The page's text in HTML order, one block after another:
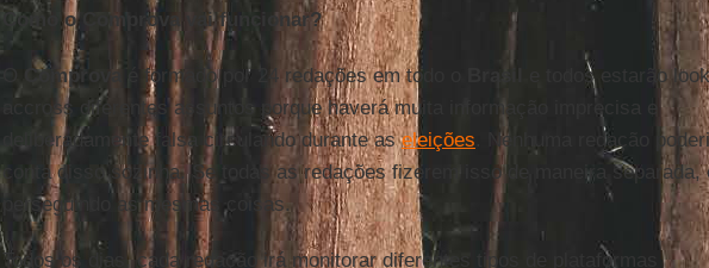
Como o Comprova vai funcionar?
Comprova é formado por 24 redações em todo o
e todos estarão
accross diferentes assuntos porque haverá muita informação imprecisa e
deliberadamente falsa circulando durante aseleições . Nenhuma redação
conta disso sozinha. Se todas as redações fizerem isso de maneira separada,
perseguindo as mesmas coisas.
Todos os dias, cada redação irá monitorar diferentes tipos de plataformas